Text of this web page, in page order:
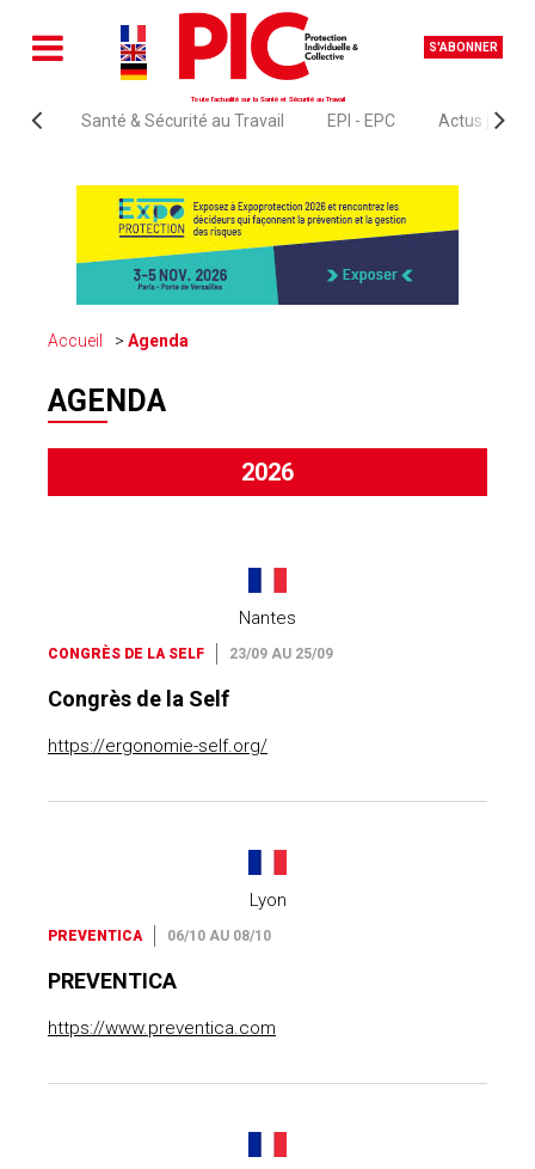
S'ABONNER
Toute l'actualité sur la Santé et Sécurité au Travail
Santé & Sécurité au Travail EPI - EPC Actus
Accueil Agenda
AGENDA
2026
CONGRÈS DE LA SELF 23/09 AU 25/09
Congrès de la Self
https://ergonomie-self.org/
Nantes
PREVENTICA 06/10 AU 08/10
PREVENTICA
https://www.preventica.com
Lyon